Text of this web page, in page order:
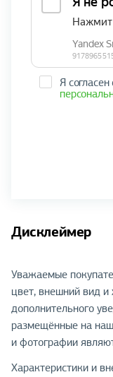
Я
Дисклеймер
Уважаемые
цвет, внешний вид и
дополнительного
размещённые на
и фотографии
Характеристики и